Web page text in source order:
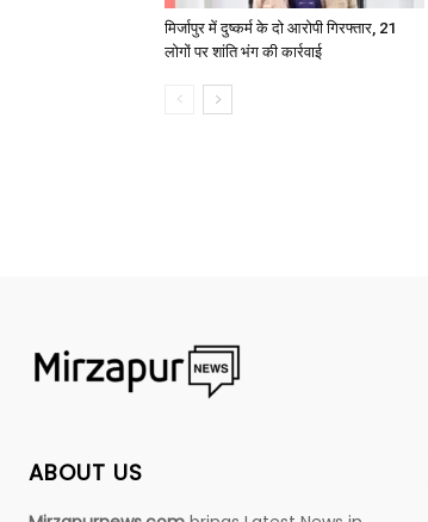
मिर्जापुर में दुष्कर्म के दो आरोपी गिरफ्तार, 21
लोगों पर शांति भंग की कार्रवाई
ABOUT US